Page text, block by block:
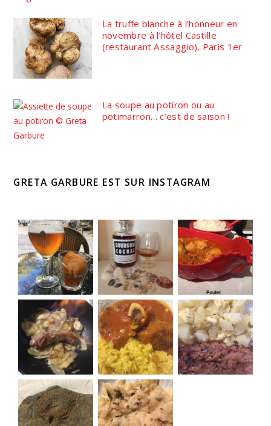
La truffe blanche à l’honneur en
novembre à l’hôtel Castille
(restaurant Assaggio), Paris 1er
La soupe au potiron ou au
potimarron… c’est de saison !
GRETA GARBURE EST SUR INSTAGRAM